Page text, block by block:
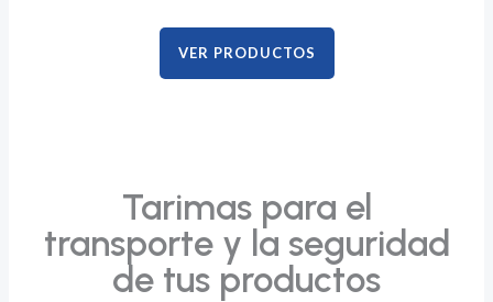
VER PRODUCTOS
Tarimas para el
transporte y la seguridad
de tus productos